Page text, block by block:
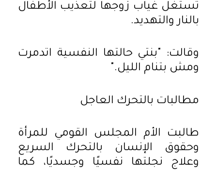
تستغل غياب زوجها لتعذيب الأطفال
بالنار والتهديد.
وقالت: "بنتي حالتها النفسية اتدمرت
ومش بتنام الليل."
مطالبات بالتحرك العاجل
طالبت الأم المجلس القومي للمرأة
وحقوق الإنسان بالتحرك السريع
وعلاج نجلتها نفسيًا وجسديًا، كما